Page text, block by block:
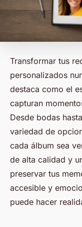
Transformar tus
personalizados
destaca como el
capturan
Desde bodas
variedad de
cada álbum sea
de alta calidad y
preservar tus
accesible y
puede hacer